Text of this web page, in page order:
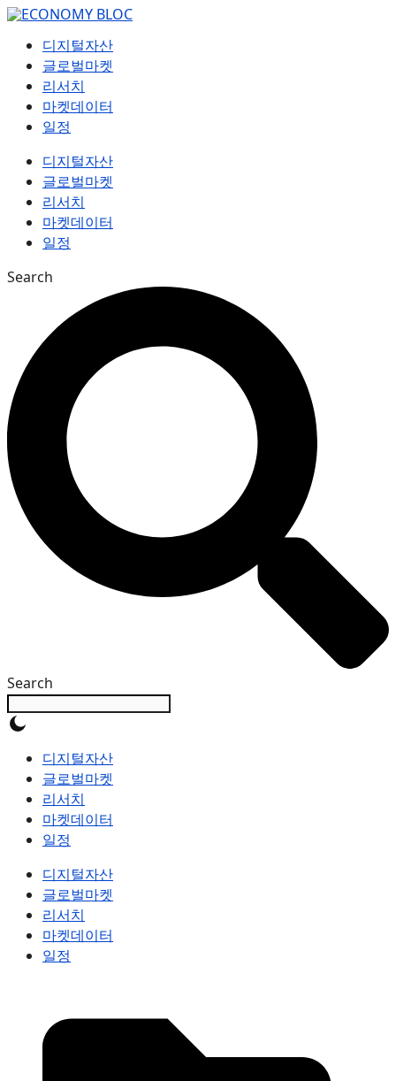
컨
디지털자산
글로벌마켓
리서치
마켓데이터
일정
디지털자산
글로벌마켓
리서치
마켓데이터
일정
Search
Search
디지털자산
글로벌마켓
리서치
마켓데이터
일정
디지털자산
글로벌마켓
리서치
마켓데이터
일정